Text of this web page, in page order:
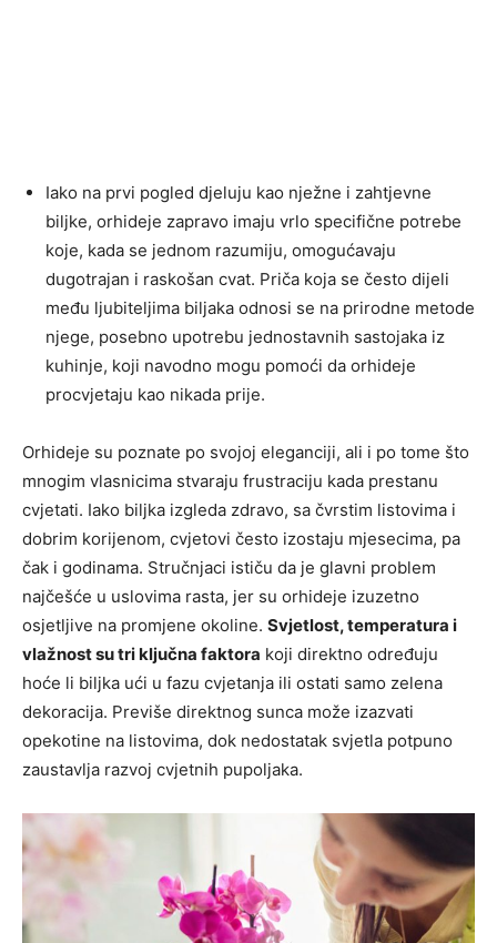
Iako na prvi pogled djeluju kao nježne i zahtjevne
biljke, orhideje zapravo imaju vrlo specifične potrebe
koje, kada se jednom razumiju, omogućavaju
dugotrajan i raskošan cvat. Priča koja se često dijeli
među ljubiteljima biljaka odnosi se na prirodne metode
njege, posebno upotrebu jednostavnih sastojaka iz
kuhinje, koji navodno mogu pomoći da orhideje
procvjetaju kao nikada prije.
Orhideje su poznate po svojoj eleganciji, ali i po tome što
mnogim vlasnicima stvaraju frustraciju kada prestanu
cvjetati. Iako biljka izgleda zdravo, sa čvrstim listovima i
dobrim korijenom, cvjetovi često izostaju mjesecima, pa
čak i godinama. Stručnjaci ističu da je glavni problem
najčešće u uslovima rasta, jer su orhideje izuzetno
osjetljive na promjene okoline. Svjetlost, temperatura i
vlažnost su tri ključna faktora koji direktno određuju
hoće li biljka ući u fazu cvjetanja ili ostati samo zelena
dekoracija. Previše direktnog sunca može izazvati
opekotine na listovima, dok nedostatak svjetla potpuno
zaustavlja razvoj cvjetnih pupoljaka.